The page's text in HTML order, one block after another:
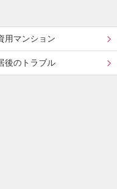
用マンション
後のトラブル